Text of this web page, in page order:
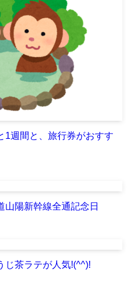
1週間と、旅行券がおすす
山陽新幹線全通記念日
じ茶ラテが人気!(^^)!